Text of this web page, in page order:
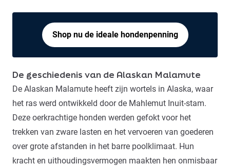
Shop nu de ideale hondenpenning
De geschiedenis van de Alaskan Malamute
De Alaskan Malamute heeft zijn wortels in Alaska, waar
het ras werd ontwikkeld door de Mahlemut Inuit-stam.
Deze oerkrachtige honden werden gefokt voor het
trekken van zware lasten en het vervoeren van goederen
over grote afstanden in het barre poolklimaat. Hun
kracht en uithoudingsvermogen maakten hen onmisbaar